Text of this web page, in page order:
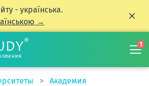
- українська.
→
1
Академия